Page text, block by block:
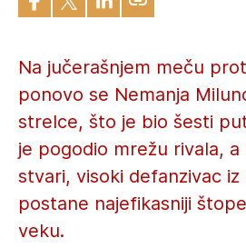
Na jučerašnjem meču
ponovo se Nemanja
strelce, što je bio šesti
je pogodio mrežu rivala, a
stvari, visoki defanzivac iz
postane najefikasniji
veku.